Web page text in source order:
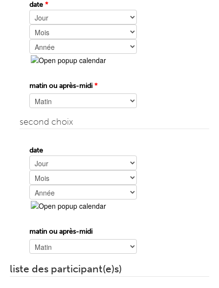
date *
Jour
Mois
Année
matin ou après-midi *
second choix
date
Jour
Mois
Année
matin ou après-midi
liste des participant(e)s)